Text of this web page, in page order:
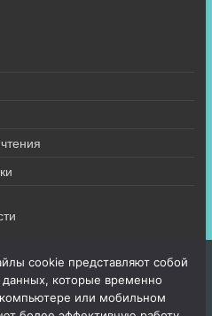
cookie представляют собой
которые временно
или мобильном